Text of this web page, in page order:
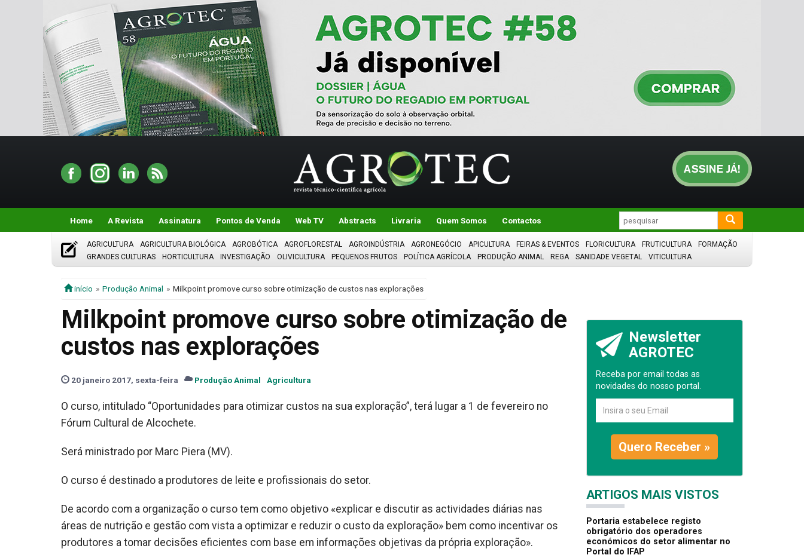
Home A Revista Assinatura Pontos de Venda Web TV Abstracts Livraria Quem Somos Contactos
AGRICULTURA AGRICULTURA BIOLÓGICA AGROBÓTICA AGROFLORESTAL AGROINDÚSTRIA AGRONEGÓCIO APICULTURA FEIRAS & EVENTOS FLORICULTURA FRUTICULTURA
FORMAÇÃO
GRANDES CULTURAS
HORTICULTURA INVESTIGAÇÃO OLIVICULTURA PEQUENOS FRUTOS POLÍTICA AGRÍCOLA PRODUÇÃO ANIMAL REGA SANIDADE VEGETAL VITICULTURA
início Produção Animal Milkpoint promove curso sobre otimização de custos nas explorações
Milkpoint promove curso sobre otimização de
custos nas explorações
20 janeiro 2017, sexta-feira Produção Animal Agricultura
O curso, intitulado “Oportunidades para otimizar custos na sua exploração”, terá lugar a 1 de fevereiro no
Fórum Cultural de Alcochete.
Será ministrado por Marc Piera (MV).
O curso é destinado a produtores de leite e profissionais do setor.
De acordo com a organização o curso tem como objetivo «explicar e discutir as actividades diárias nas
áreas de nutrição e gestão com vista a optimizar e reduzir o custo da exploração» bem como incentivar os
produtores a tomar decisões eficientes com base em informações objetivas da própria exploração».
Newsletter
AGROTEC
Receba por email todas as
novidades do nosso portal.
Quero Receber »
ARTIGOS MAIS VISTOS
Portaria estabelece registo
obrigatório dos operadores
económicos do setor alimentar no
Portal do IFAP